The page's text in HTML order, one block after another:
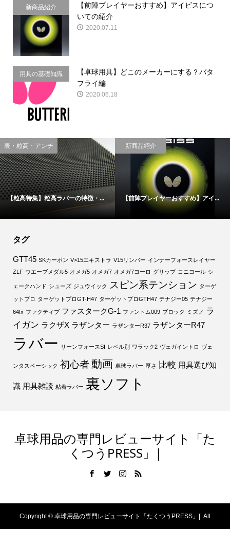
新商品紹介
【前陣プレイヤーおすすめ】アイビスにつ
いての紹介
2020.07.11
用具の基礎知識
【卓球用具】どこのメーカーにする？バタ
フライ編
2020.06.18
表・粒高・アンチ
【粒高特集】粒高ラバーの特徴・...
新商品紹介
【前陣プレイヤーおすすめ】アイ...
タグ
GTT45 SKカーボン V>15エキストラ V15リンバー インナーフォースレイヤー
ZLF ウエーブメダル5 オメガ5 オメガ7 オメガ7ヨーロ グリップ コニヨール シ
ェークハンド シューズ ジュウイック スピン系テンション ターゲ
ットプロ ターゲットプロGT-H47 ターゲットプロGTH47 テナジー05 テナジー
64fx ファクティブ ファスタークG-1 ファントム009 ブロック ミズノ ラ
イガン ラクザX ラザンター ラザンターR37 ラザンターR47
ラバー リーンフォースSI レベル別 ワラック2 ヴェガイントロ ヴェ
ンタスベーシック 初心者動画 卓球ラバー 厚さ 比較 用具選び知
識 用具雑談 粘着ラバー 裏ソフト
卓球用品の専門レビューサイト「た
くつうPRESS」|
Copyright © 卓球用品の専門レビューサイト「たくつうPRESS」|. All